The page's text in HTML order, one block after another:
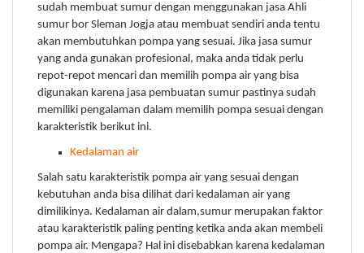
sudah membuat sumur dengan menggunakan jasa Ahli
sumur bor Sleman Jogja atau membuat sendiri anda tentu
akan membutuhkan pompa yang sesuai. Jika jasa sumur
yang anda gunakan profesional, maka anda tidak perlu
repot-repot mencari dan memilih pompa air yang bisa
digunakan karena jasa pembuatan sumur pastinya sudah
memiliki pengalaman dalam memilih pompa sesuai dengan
karakteristik berikut ini.
Kedalaman air
Salah satu karakteristik pompa air yang sesuai dengan
kebutuhan anda bisa dilihat dari kedalaman air yang
dimilikinya. Kedalaman air dalam,sumur merupakan faktor
atau karakteristik paling penting ketika anda akan membeli
pompa air. Mengapa? Hal ini disebabkan karena kedalaman